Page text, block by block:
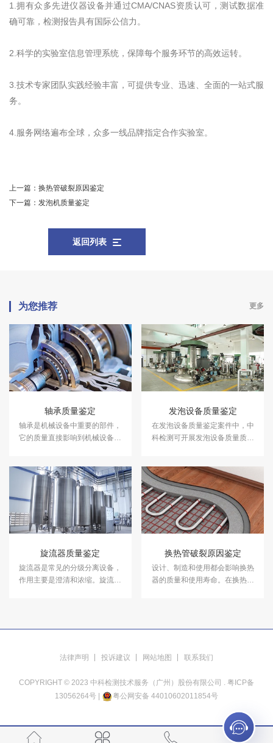
1.拥有众多先进仪器设备并通过CMA/CNAS资质认可，测试数据准
确可靠，检测报告具有国际公信力。
2.科学的实验室信息管理系统，保障每个服务环节的高效运转。
3.技术专家团队实践经验丰富，可提供专业、迅速、全面的一站式服
务。
4.服务网络遍布全球，众多一线品牌指定合作实验室。
上一篇： 换热管破裂原因鉴定
下一篇： 发泡机质量鉴定
返回列表
为您推荐 更多
轴承质量鉴定
轴承是机械设备中重要的部件，
它的质量直接影响到机械设备的
质量鉴定服务。
发泡设备质量鉴定
在发泡设备质量鉴定案件中，中
科检测可开展发泡设备质量质量
旋流器质量鉴定
旋流器是常见的分级分离设备，
作用主要是澄清和浓缩。旋流器
检测可开展旋流器质量鉴定服
换热管破裂原因鉴定
设计、制造和使用都会影响换热
器的质量和使用寿命。在换热管
法律声明 投诉建议 网站地图 联系我们
COPYRIGHT © 2023 中科检测技术服务（广州）股份有限公司 . 粤ICP备
13056264号 | 粤公网安备 44010602011854号